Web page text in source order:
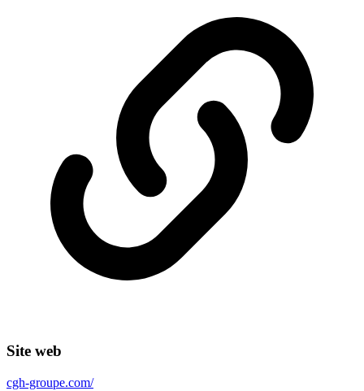
Site web
cgh-groupe.com/